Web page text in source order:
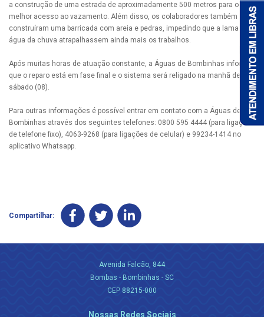
a construção de uma estrada de aproximadamente 500 metros para o
melhor acesso ao vazamento. Além disso, os colaboradores também
construíram uma barricada com areia e pedras, impedindo que a lama e a
água da chuva atrapalhassem ainda mais os trabalhos.
Após muitas horas de atuação constante, a Águas de Bombinhas informa
que o reparo está em fase final e o sistema será religado na manhã deste
sábado (08).
Para outras informações é possível entrar em contato com a Águas de
Bombinhas através dos seguintes telefones: 0800 595 4444 (para ligações
de telefone fixo), 4063-9268 (para ligações de celular) e 99234-1414 no
aplicativo Whatsapp.
Compartilhar:
Avenida Falcão, 844
Bombas - Bombinhas - SC
CEP 88215-000
Nossas Redes Sociais